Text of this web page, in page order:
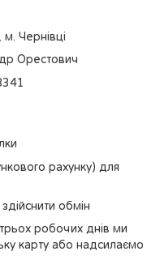
Чернівці
Орестович
рахунку) для
обмін
робочих днів ми
карту або надсилаємо